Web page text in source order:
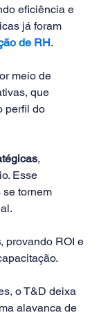
eficiência e
já foram
de RH.
meio de
que
perfil do
,
Esse
tornem
, provando ROI e
o T&D deixa
alavanca de